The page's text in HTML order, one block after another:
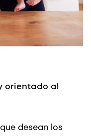
orientado al
desean los